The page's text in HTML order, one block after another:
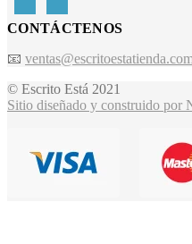
CONTÁCTENOS
📧
© Escrito Está 2021
Sitio diseñado y construido por